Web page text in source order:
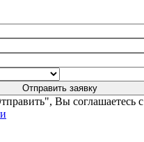
Вы соглашаетесь с